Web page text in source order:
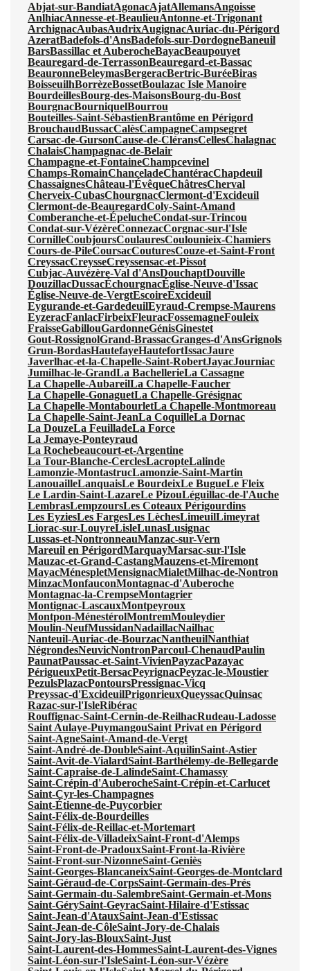
Abjat-sur-BandiatAgonacAjatAllemansAngoisse
AnlhiacAnnesse-et-BeaulieuAntonne-et-Trigonant
ArchignacAubasAudrixAugignacAuriac-du-Périgord
AzeratBadefols-d'AnsBadefols-sur-DordogneBaneuil
BarsBassillac et AuberocheBayacBeaupouyet
Beauregard-de-TerrassonBeauregard-et-Bassac
BeauronneBeleymasBergeracBertric-BuréeBiras
BoisseuilhBorrèzeBossetBoulazac Isle Manoire
BourdeillesBourg-des-MaisonsBourg-du-Bost
BourgnacBourniquelBourrou
Bouteilles-Saint-SébastienBrantôme en Périgord
BrouchaudBussacCalèsCampagneCampsegret
Carsac-de-GursonCause-de-CléransCellesChalagnac
ChalaisChampagnac-de-Belair
Champagne-et-FontaineChampcevinel
Champs-RomainChanceladeChantéracChapdeuil
ChassaignesChâteau-l'ÉvêqueChâtresCherval
Cherveix-CubasChourgnacClermont-d'Excideuil
Clermont-de-BeauregardColy-Saint-Amand
Comberanche-et-ÉpelucheCondat-sur-Trincou
Condat-sur-VézèreConnezacCorgnac-sur-l'Isle
CornilleCoubjoursCoulauresCoulounieix-Chamiers
Cours-de-PileCoursacCouturesCouze-et-Saint-Front
CreyssacCreysseCreyssensac-et-Pissot
Cubjac-Auvézère-Val d'AnsDouchaptDouville
DouzillacDussacÉchourgnacÉglise-Neuve-d'Issac
Église-Neuve-de-VergtEscoireExcideuil
Eygurande-et-GardedeuilEyraud-Crempse-Maurens
EyzeracFanlacFirbeixFleuracFossemagneFouleix
FraisseGabillouGardonneGénisGinestet
Gout-RossignolGrand-BrassacGranges-d'AnsGrignols
Grun-BordasHautefayeHautefortIssacJaure
Javerlhac-et-la-Chapelle-Saint-RobertJayacJourniac
Jumilhac-le-GrandLa BachellerieLa Cassagne
La Chapelle-AubareilLa Chapelle-Faucher
La Chapelle-GonaguetLa Chapelle-Grésignac
La Chapelle-MontabourletLa Chapelle-Montmoreau
La Chapelle-Saint-JeanLa CoquilleLa Dornac
La DouzeLa FeuilladeLa Force
La Jemaye-Ponteyraud
La Rochebeaucourt-et-Argentine
La Tour-Blanche-CerclesLacropteLalinde
Lamonzie-MontastrucLamonzie-Saint-Martin
LanouailleLanquaisLe BourdeixLe BugueLe Fleix
Le Lardin-Saint-LazareLe PizouLéguillac-de-l'Auche
LembrasLempzoursLes Coteaux Périgourdins
Les EyziesLes FargesLes LèchesLimeuilLimeyrat
Liorac-sur-LouyreLisleLunasLusignac
Lussas-et-NontronneauManzac-sur-Vern
Mareuil en PérigordMarquayMarsac-sur-l'Isle
Mauzac-et-Grand-CastangMauzens-et-Miremont
MayacMénespletMensignacMialetMilhac-de-Nontron
MinzacMonfauconMontagnac-d'Auberoche
Montagnac-la-CrempseMontagrier
Montignac-LascauxMontpeyroux
Montpon-MénestérolMontremMouleydier
Moulin-NeufMussidanNadaillacNailhac
Nanteuil-Auriac-de-BourzacNantheuilNanthiat
NégrondesNeuvicNontronParcoul-ChenaudPaulin
PaunatPaussac-et-Saint-VivienPayzacPazayac
PérigueuxPetit-BersacPeyrignacPeyzac-le-Moustier
PezulsPlazacPontoursPressignac-Vicq
Preyssac-d'ExcideuilPrigonrieuxQueyssacQuinsac
Razac-sur-l'IsleRibérac
Rouffignac-Saint-Cernin-de-ReilhacRudeau-Ladosse
Saint Aulaye-PuymangouSaint Privat en Périgord
Saint-AgneSaint-Amand-de-Vergt
Saint-André-de-DoubleSaint-AquilinSaint-Astier
Saint-Avit-de-VialardSaint-Barthélemy-de-Bellegarde
Saint-Capraise-de-LalindeSaint-Chamassy
Saint-Crépin-d'AuberocheSaint-Crépin-et-Carlucet
Saint-Cyr-les-Champagnes
Saint-Étienne-de-Puycorbier
Saint-Félix-de-Bourdeilles
Saint-Félix-de-Reillac-et-Mortemart
Saint-Félix-de-VilladeixSaint-Front-d'Alemps
Saint-Front-de-PradouxSaint-Front-la-Rivière
Saint-Front-sur-NizonneSaint-Geniès
Saint-Georges-BlancaneixSaint-Georges-de-Montclard
Saint-Géraud-de-CorpsSaint-Germain-des-Prés
Saint-Germain-du-SalembreSaint-Germain-et-Mons
Saint-GérySaint-GeyracSaint-Hilaire-d'Estissac
Saint-Jean-d'AtauxSaint-Jean-d'Estissac
Saint-Jean-de-CôleSaint-Jory-de-Chalais
Saint-Jory-las-BlouxSaint-Just
Saint-Laurent-des-HommesSaint-Laurent-des-Vignes
Saint-Léon-sur-l'IsleSaint-Léon-sur-Vézère